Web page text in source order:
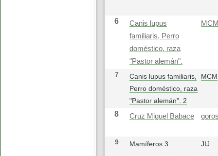
6
Canis lupus
familiaris, Perro
doméstico, raza
"Pastor alemán".
7
Canis lupus familiaris,
Perro doméstico, raza
"Pastor alemán". 2
MCM
8 Cruz Miguel Babace
9 Mamíferos 3 JIJ